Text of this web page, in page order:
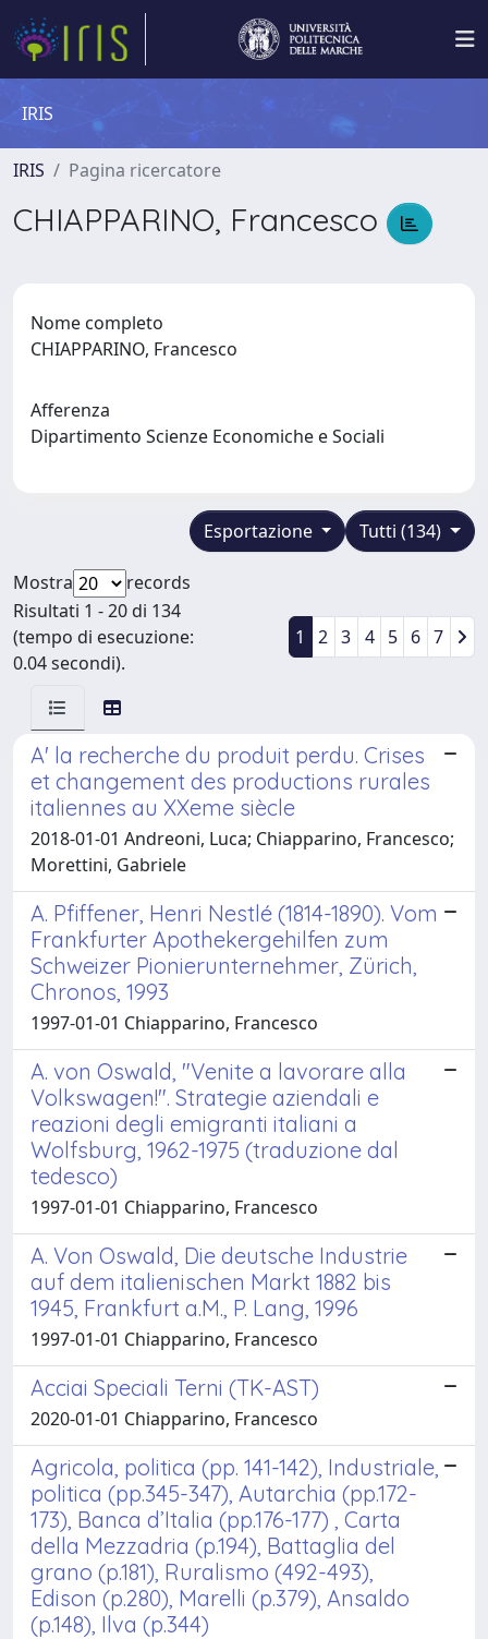
IRIS
IRIS Pagina ricercatore
CHIAPPARINO, Francesco
Nome completo
CHIAPPARINO, Francesco
Afferenza
Dipartimento Scienze Economiche e Sociali
Tutti (134)
Esportazione
Mostra
records
Risultati 1 - 20 di 134
(tempo di esecuzione:
0.04 secondi).
1 2 3 4 5 6 7
A' la recherche du produit perdu. Crises
et changement des productions rurales
italiennes au XXeme siècle
2018-01-01 Andreoni, Luca; Chiapparino, Francesco;
Morettini, Gabriele
A. Pfiffener, Henri Nestlé (1814-1890). Vom
Frankfurter Apothekergehilfen zum
Schweizer Pionierunternehmer, Zürich,
Chronos, 1993
1997-01-01 Chiapparino, Francesco
A. von Oswald, "Venite a lavorare alla
Volkswagen!". Strategie aziendali e
reazioni degli emigranti italiani a
Wolfsburg, 1962-1975 (traduzione dal
tedesco)
1997-01-01 Chiapparino, Francesco
A. Von Oswald, Die deutsche Industrie
auf dem italienischen Markt 1882 bis
1945, Frankfurt a.M., P. Lang, 1996
1997-01-01 Chiapparino, Francesco
Acciai Speciali Terni (TK-AST)
2020-01-01 Chiapparino, Francesco
Agricola, politica (pp. 141-142), Industriale,
politica (pp.345-347), Autarchia (pp.172-
173), Banca d’Italia (pp.176-177) , Carta
della Mezzadria (p.194), Battaglia del
grano (p.181), Ruralismo (492-493),
Edison (p.280), Marelli (p.379), Ansaldo
(p.148), Ilva (p.344)